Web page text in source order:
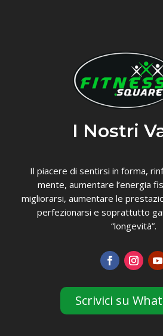
I Nostri
Il piacere di sentirsi in forma,
mente, aumentare l’energia
migliorarsi, aumentare le
perfezionarsi e soprattutto
“longevità”.
Scrivici su